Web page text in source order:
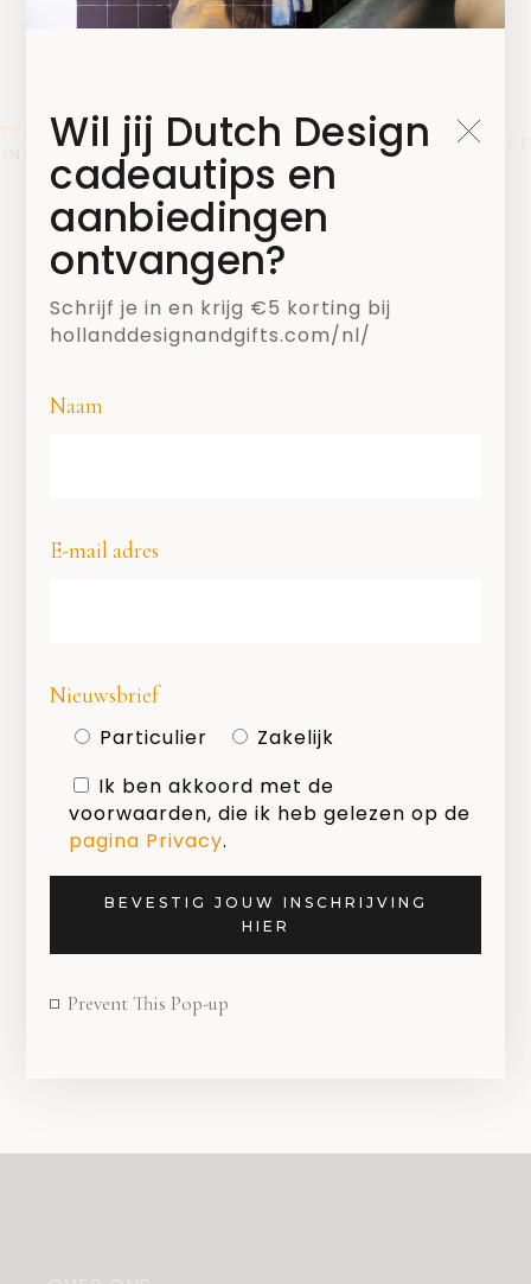
Wil jij Dutch Design
cadeautips en
aanbiedingen
ontvangen?
Schrijf je in en krijg €5 korting bij
hollanddesignandgifts.com/nl/
Naam
E-mail adres
Nieuwsbrief
Particulier
Zakelijk
Ik ben akkoord met de
voorwaarden, die ik heb gelezen op de
pagina Privacy.
BEVESTIG JOUW INSCHRIJVING
HIER
Prevent This Pop-up
DUTCH
, HUWELIJKSCADEAUS ,
NEDERLANDSE
ONTWERPERS
Trouwen met de
beste cadeautips
van Holland Design
& Gifts!
Blijf op de hoogte!
Kies welke nieuwsbrief je wilt ontvangen*
Mailchimp NL